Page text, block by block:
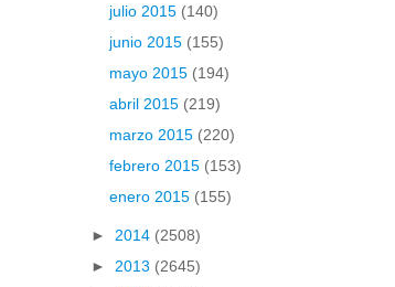
julio 2015 (140)
junio 2015 (155)
mayo 2015 (194)
abril 2015 (219)
marzo 2015 (220)
febrero 2015 (153)
enero 2015 (155)
► 2014 (2508)
► 2013 (2645)